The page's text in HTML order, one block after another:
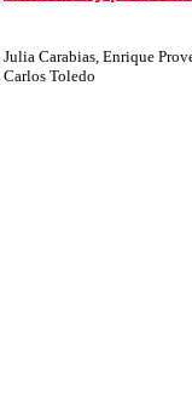
Julia Carabias, Enrique
Carlos Toledo